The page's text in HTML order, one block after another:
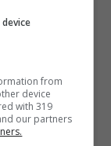
per
from
device
with 319
our partners